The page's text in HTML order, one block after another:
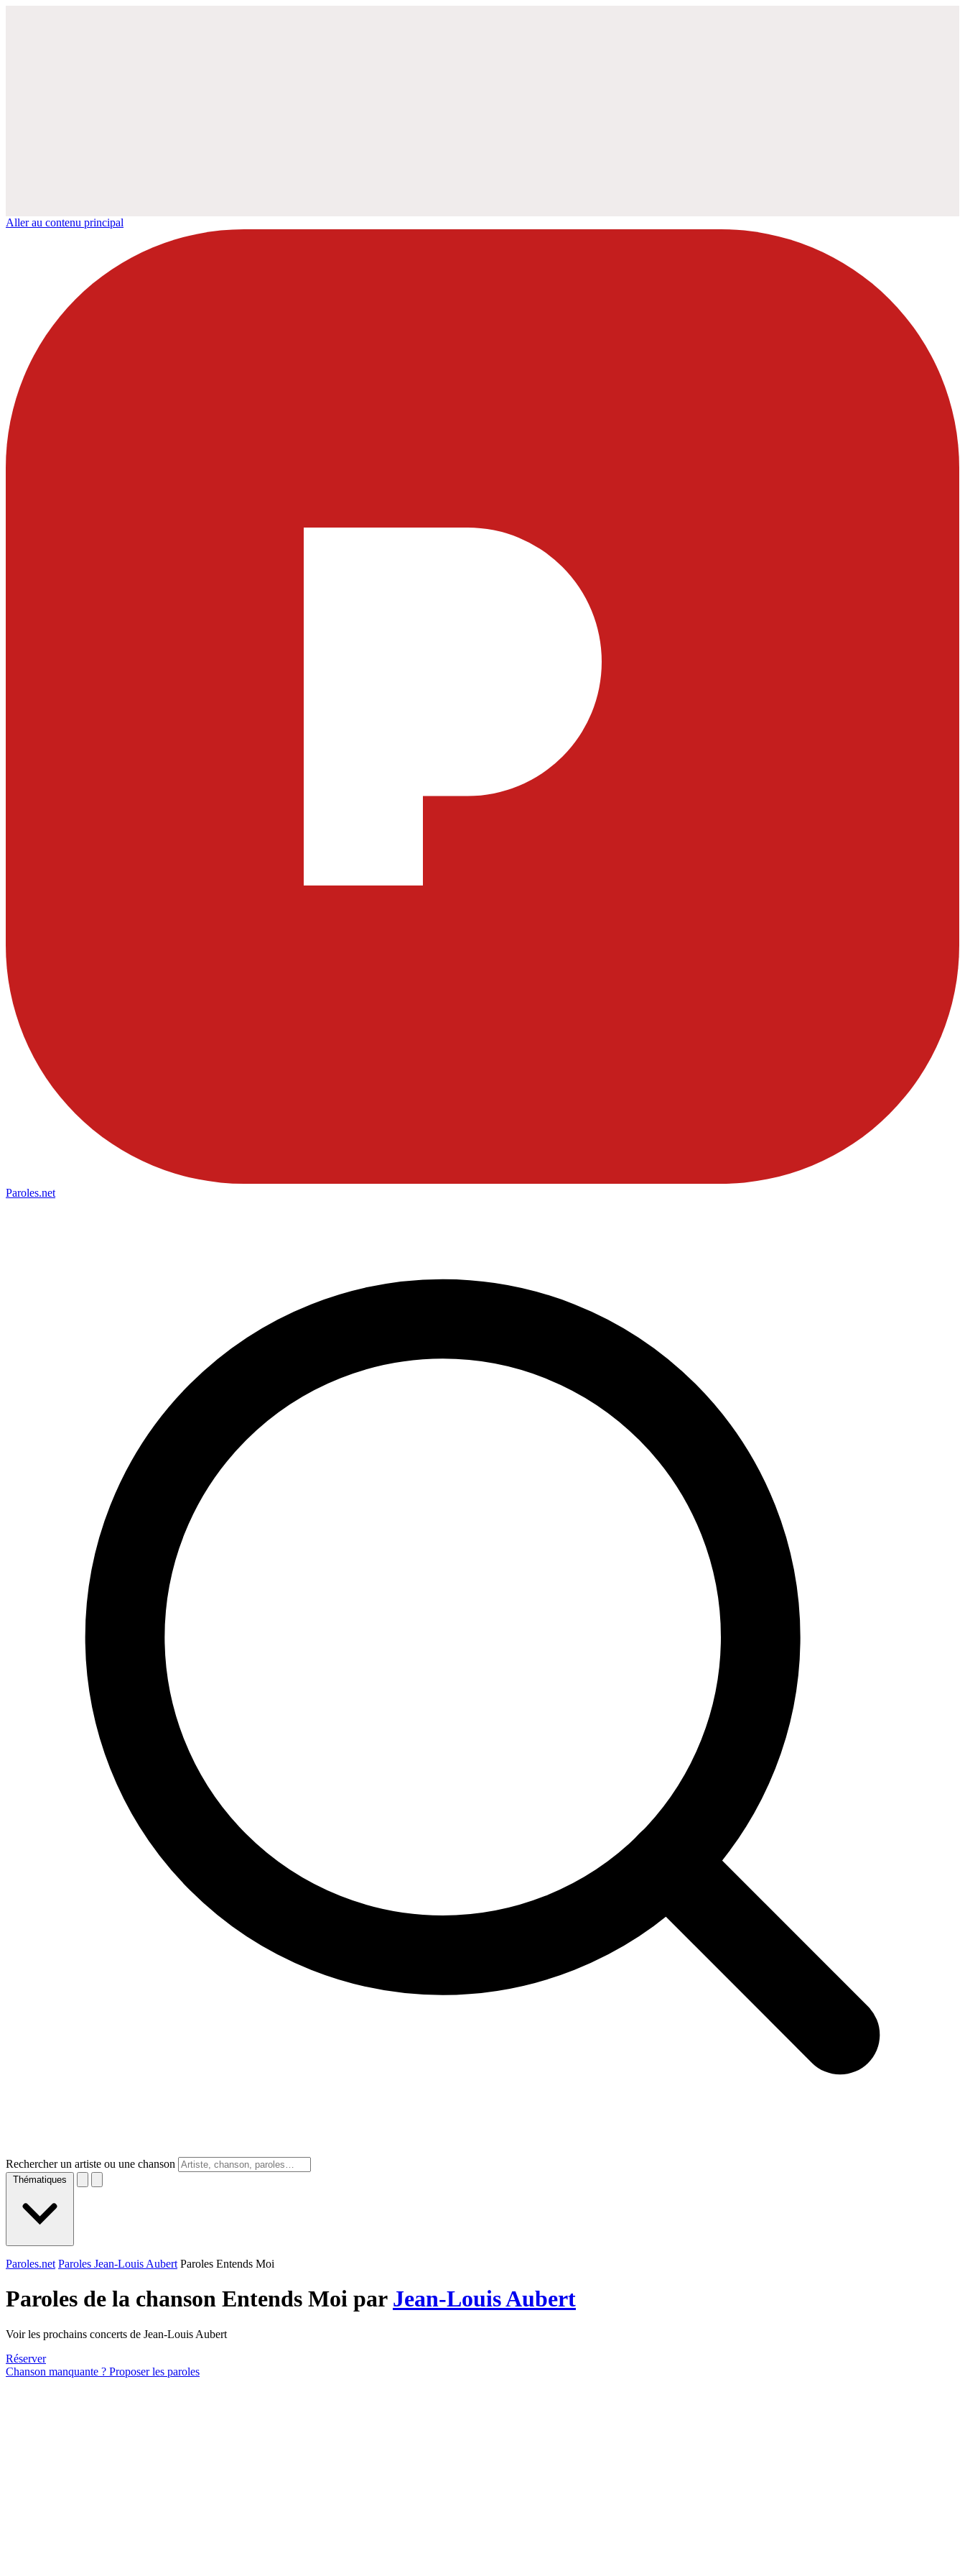
Aller au contenu principal
Paroles.net
Rechercher un artiste ou une chanson
Thématiques
Paroles.net Paroles Jean-Louis Aubert Paroles Entends Moi
Paroles de la chanson Entends Moi par Jean-Louis Aubert
Voir les prochains concerts de Jean-Louis Aubert
Réserver
Chanson manquante ? Proposer les paroles